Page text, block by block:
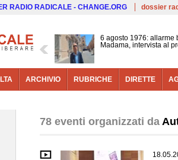
RADIO RADICALE - CHANGE.ORG dossier
6 agosto 1976: allarme
Madama, intervista al
ARCHIVIO RUBRICHE DIRETTE
78 eventi organizzati da